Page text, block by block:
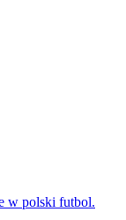
w polski futbol.